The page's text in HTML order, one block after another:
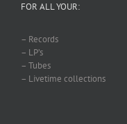
FOR ALL YOUR:
– Records
– LP’s
– Tubes
– Livetime collections